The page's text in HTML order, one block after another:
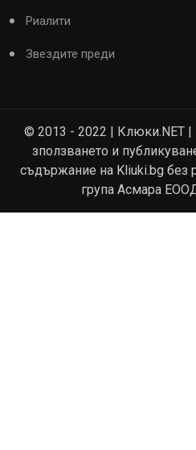
Риалити
Звездите преди
© 2013 - 2022 | Клюки.NET |
зползването и
съдържание на Kliuki.bg
група Асмара